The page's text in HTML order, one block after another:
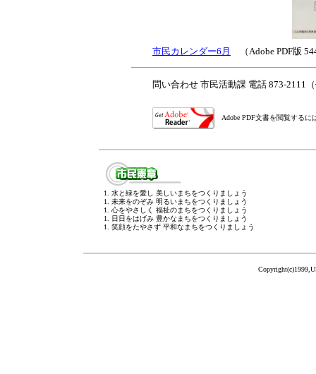
市民カレンダー6月 （Adobe PDF版
問い合わせ 市民活動課 電話 873-
Adobe PDF文書を閲覧する
1. 水と緑を愛し 美しいまちをつくりましょう
1. 未来をのぞみ 明るいまちをつくりましょう
1. 心をやさしく 福祉のまちをつくりましょう
1. 日日をはげみ 豊かなまちをつくりましょう
1. 笑顔をたやさず 平和なまちをつくりましょう